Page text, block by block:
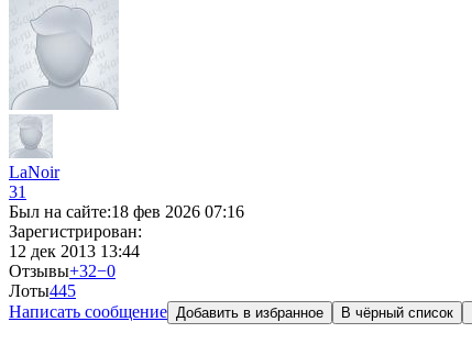
LaNoir
31
Был на сайте:18 фев 2026 07:16
Зарегистрирован:
12 дек 2013 13:44
Отзывы+32−0
Лоты445
Написать сообщение Добавить в избранное В чёрный список